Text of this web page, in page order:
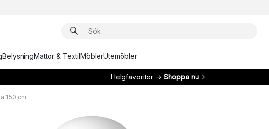
BelysningMattor & TextilMöblerUtemöbler
Helgfavoriter → Shoppa nu
150 cm